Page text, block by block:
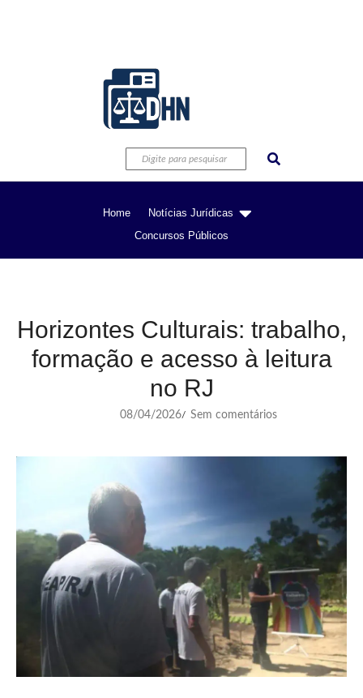
Home
Notícias Jurídicas
Concursos Públicos
Horizontes Culturais: trabalho,
formação e acesso à leitura
no RJ
08/04/2026/ Sem comentários